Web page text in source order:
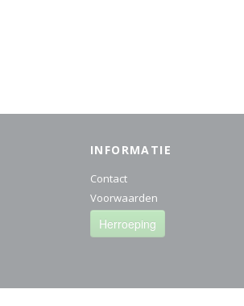
INFORMATIE
Contact
Voorwaarden
Herroeping